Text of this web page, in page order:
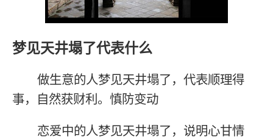
梦见天井塌了代表什么
做生意的人梦见天井塌了，代表顺理得
事，自然获财利。慎防变动
恋爱中的人梦见天井塌了，说明心甘情